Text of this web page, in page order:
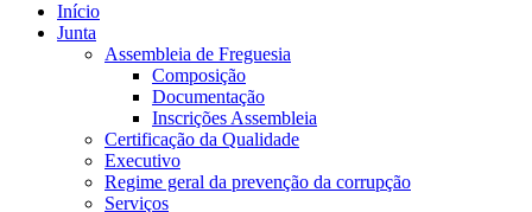
Início
Junta
Assembleia de Freguesia
Composição
Documentação
Inscrições Assembleia
Certificação da Qualidade
Executivo
Regime geral da prevenção da corrupção
Serviços